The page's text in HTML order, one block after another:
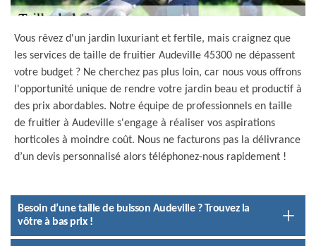
Vous rêvez d'un jardin luxuriant et fertile, mais craignez que
les services de taille de fruitier Audeville 45300 ne dépassent
votre budget ? Ne cherchez pas plus loin, car nous vous offrons
l'opportunité unique de rendre votre jardin beau et productif à
des prix abordables. Notre équipe de professionnels en taille
de fruitier à Audeville s'engage à réaliser vos aspirations
horticoles à moindre coût. Nous ne facturons pas la délivrance
d’un devis personnalisé alors téléphonez-nous rapidement !
Besoin d’une taille de buisson Audeville ? Trouvez la
vôtre à bas prix !